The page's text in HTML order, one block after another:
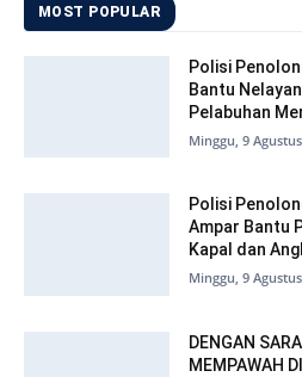
MOST POPULAR
Polisi
Bantu
Pelabuhan
Minggu, 9
Polisi
Ampar Bantu
Kapal dan
Minggu, 9
DENGAN
MEMPAWAH